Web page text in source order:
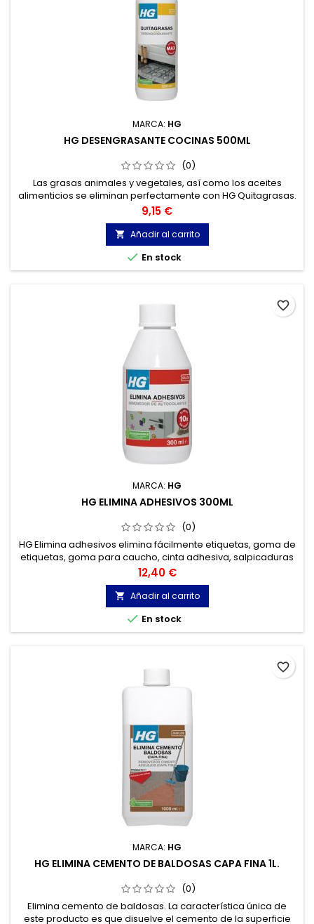
MARCA: HG
HG DESENGRASANTE COCINAS 500ML
(0)
Las grasas animales y vegetales, así como los aceites
alimenticios se eliminan perfectamente con HG Quitagrasas.
Apto para: acero inoxidable, superficies galvanizadas,
esmaltadas y de aluminio, en azulejos y baldosas de
cerámica, y materiales sintéticos.
Precio
9,15 €
 Añadir al carrito
 En stock
MARCA: HG
HG ELIMINA ADHESIVOS 300ML
(0)
HG Elimina adhesivos elimina fácilmente etiquetas, goma de
etiquetas, goma para caucho, cinta adhesiva, salpicaduras
de brea, manchas de grasa, aceite, rayones producidos por
el calzado y muchos otros problemas más de casi toda
clase de superficies.
Precio
12,40 €
 Añadir al carrito
 En stock
favorite_border
MARCA: HG
HG ELIMINA CEMENTO DE BALDOSAS CAPA FINA 1L.
(0)
Elimina cemento de baldosas. La característica única de
este producto es que disuelve el cemento de la superficie
favorite_border